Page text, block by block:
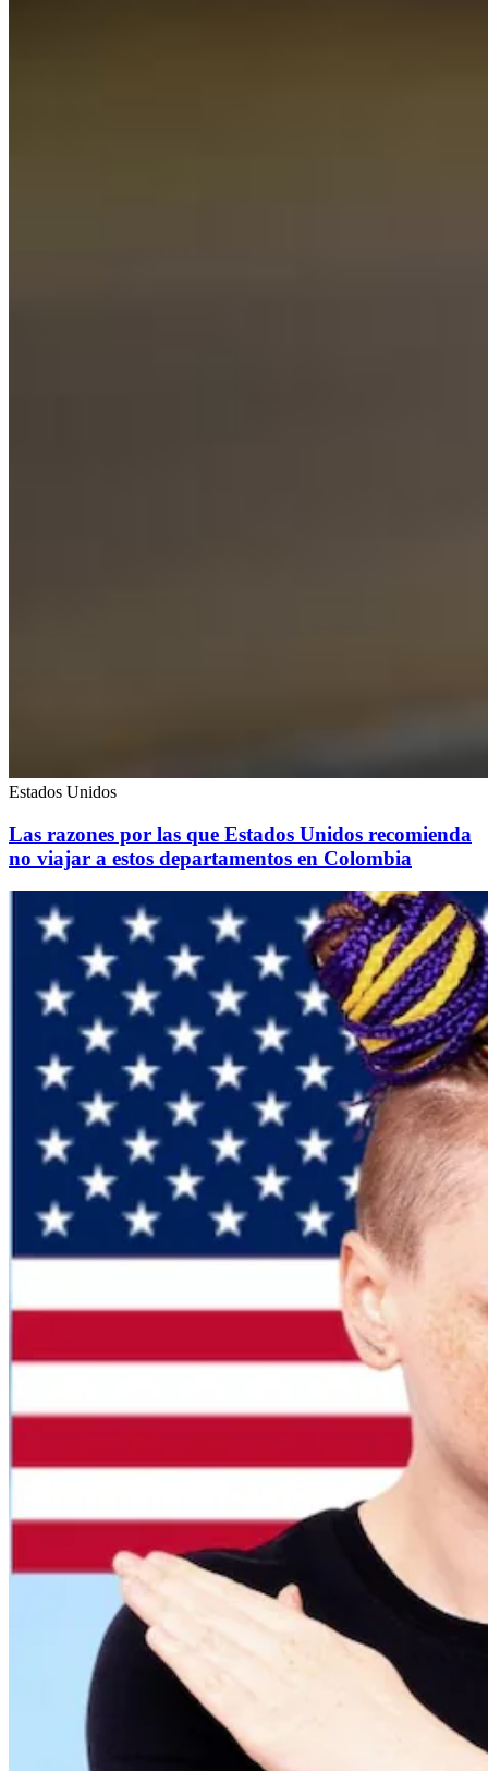
Estados Unidos
Las razones por las que Estados Unidos recomienda
no viajar a estos departamentos en Colombia